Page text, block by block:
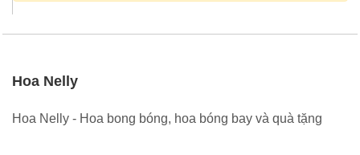
Hoa Nelly
Hoa Nelly - Hoa bong bóng, hoa bóng bay và quà tặng